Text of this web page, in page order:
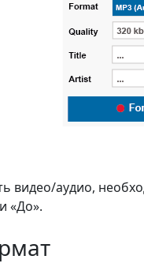
видео/аудио,
«До».